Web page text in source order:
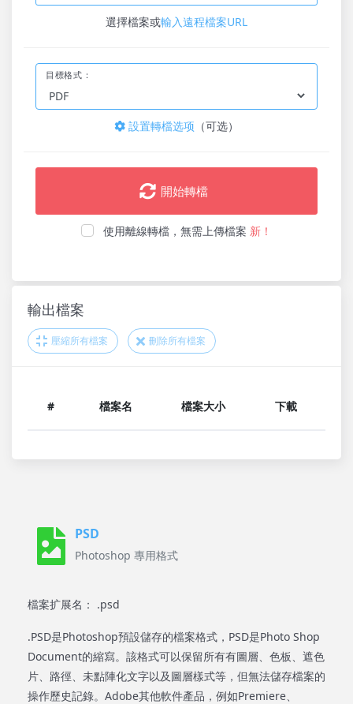
選擇檔案或輸入遠程檔案URL
目標格式：
設置轉檔选项 （可选）
開始轉檔
使用離線轉檔，無需上傳檔案 新！
輸出檔案
壓縮所有檔案 刪除所有檔案
# 檔案名 檔案大小 下載
PSD
Photoshop 專用格式
檔案扩展名： .psd
.PSD是Photoshop預設儲存的檔案格式，PSD是Photo Shop
Document的縮寫。該格式可以保留所有有圖層、色板、遮色
片、路徑、未點陣化文字以及圖層樣式等，但無法儲存檔案的
操作歷史記錄。Adobe其他軟件產品，例如Premiere、